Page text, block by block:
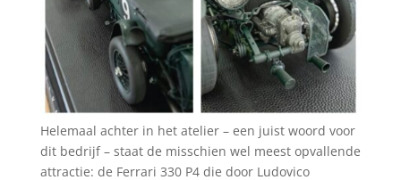
Helemaal achter in het atelier – een juist woord voor
dit bedrijf – staat de misschien wel meest opvallende
attractie: de Ferrari 330 P4 die door Ludovico